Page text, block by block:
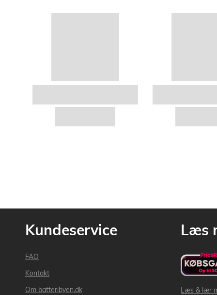
Kundeservice
FAQ
Kontakt
Om batteribyen.dk
Læs
Læs & lær